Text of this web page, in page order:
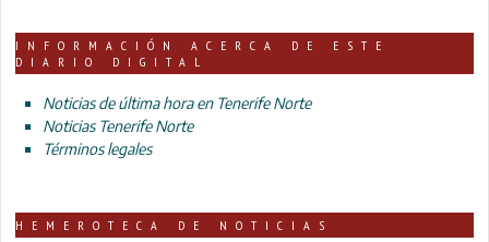
INFORMACIÓN ACERCA DE ESTE
DIARIO DIGITAL
Noticias de última hora en Tenerife Norte
Noticias Tenerife Norte
Términos legales
HEMEROTECA DE NOTICIAS